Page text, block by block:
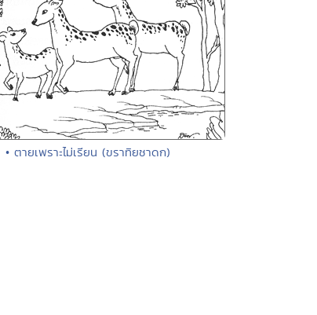
• ตายเพราะไม่เรียน (ขราทิยชาดก)